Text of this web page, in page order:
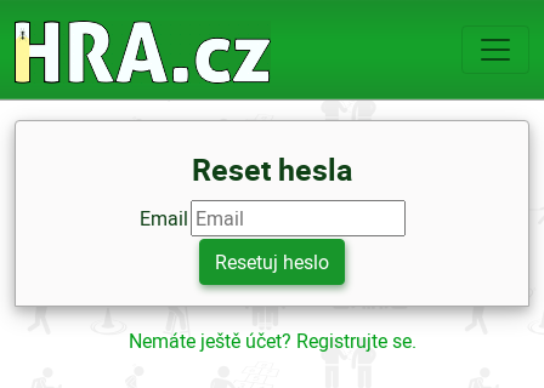
Reset hesla
Email
Nemáte ještě účet? Registrujte se.